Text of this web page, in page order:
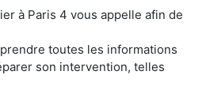
à Paris 4 vous appelle afin de
toutes les informations
son intervention, telles